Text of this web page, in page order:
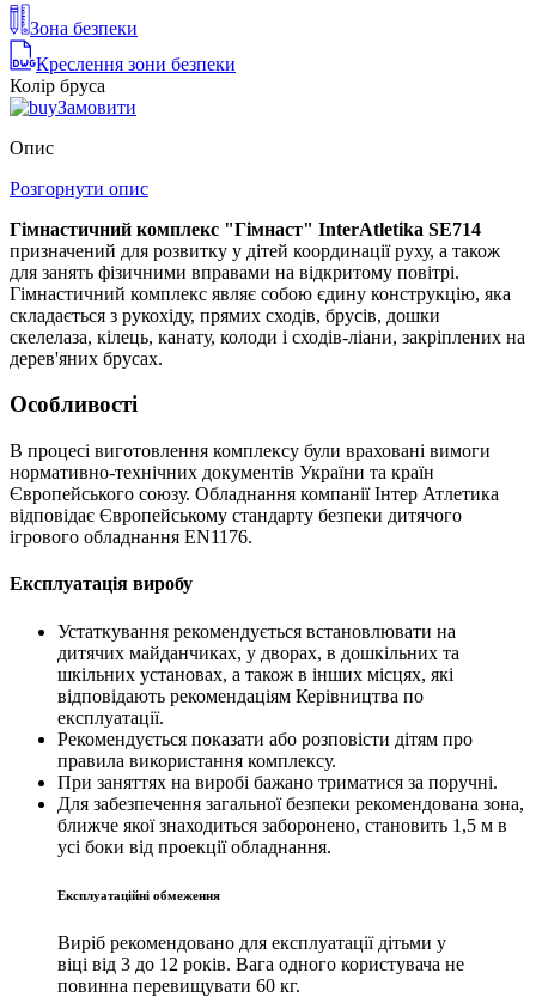
Зона безпеки
Креслення зони безпеки
Колір бруса
Замовити
Опис
Розгорнути опис
Гімнастичний комплекс "Гімнаст" InterAtletika SE714
призначений для розвитку у дітей координації руху, а також
для занять фізичними вправами на відкритому повітрі.
Гімнастичний комплекс являє собою єдину конструкцію, яка
складається з рукохіду, прямих сходів, брусів, дошки
скелелаза, кілець, канату, колоди і сходів-ліани, закріплених на
дерев'яних брусах.
Особливості
В процесі виготовлення комплексу були враховані вимоги
нормативно-технічних документів України та країн
Європейського союзу. Обладнання компанії Інтер Атлетика
відповідає Європейському стандарту безпеки дитячого
ігрового обладнання EN1176.
Експлуатація виробу
Устаткування рекомендується встановлювати на
дитячих майданчиках, у дворах, в дошкільних та
шкільних установах, а також в інших місцях, які
відповідають рекомендаціям Керівництва по
експлуатації.
Рекомендується показати або розповісти дітям про
правила використання комплексу.
При заняттях на виробі бажано триматися за поручні.
Для забезпечення загальної безпеки рекомендована зона,
ближче якої знаходиться заборонено, становить 1,5 м в
усі боки від проекції обладнання.
Експлуатаційні обмеження
Виріб рекомендовано для експлуатації дітьми у
віці від 3 до 12 років. Вага одного користувача не
повинна перевищувати 60 кг.